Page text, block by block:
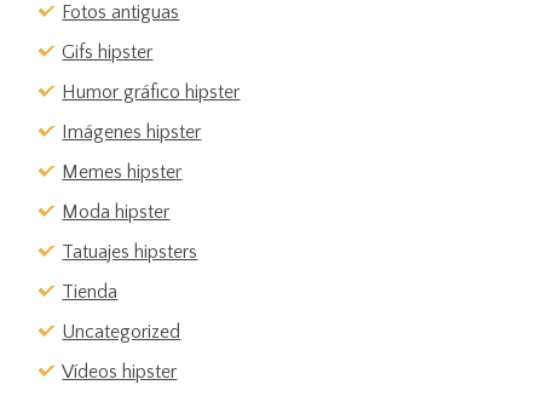
Fotos antiguas
Gifs hipster
Humor gráfico hipster
Imágenes hipster
Memes hipster
Moda hipster
Tatuajes hipsters
Tienda
Uncategorized
Vídeos hipster